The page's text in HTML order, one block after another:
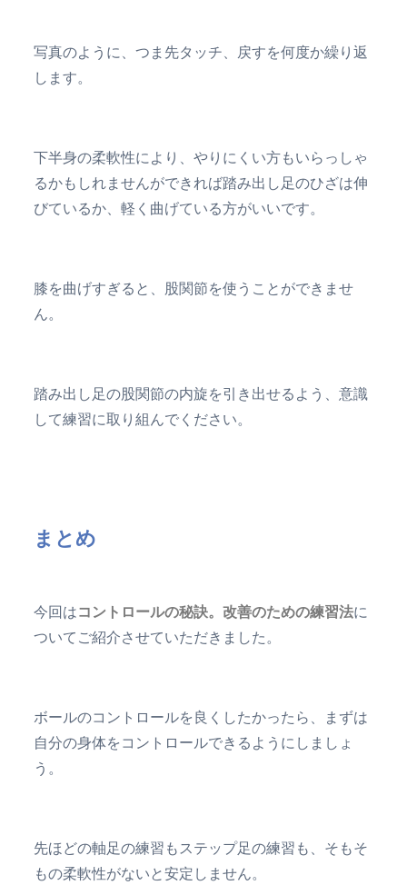
写真のように、つま先タッチ、戻すを何度か繰り返
します。
下半身の柔軟性により、やりにくい方もいらっしゃ
るかもしれませんができれば踏み出し足のひざは伸
びているか、軽く曲げている方がいいです。
膝を曲げすぎると、股関節を使うことができませ
ん。
踏み出し足の股関節の内旋を引き出せるよう、意識
して練習に取り組んでください。
まとめ
今回はコントロールの秘訣。改善のための練習法に
ついてご紹介させていただきました。
ボールのコントロールを良くしたかったら、まずは
自分の身体をコントロールできるようにしましょ
う。
先ほどの軸足の練習もステップ足の練習も、そもそ
もの柔軟性がないと安定しません。